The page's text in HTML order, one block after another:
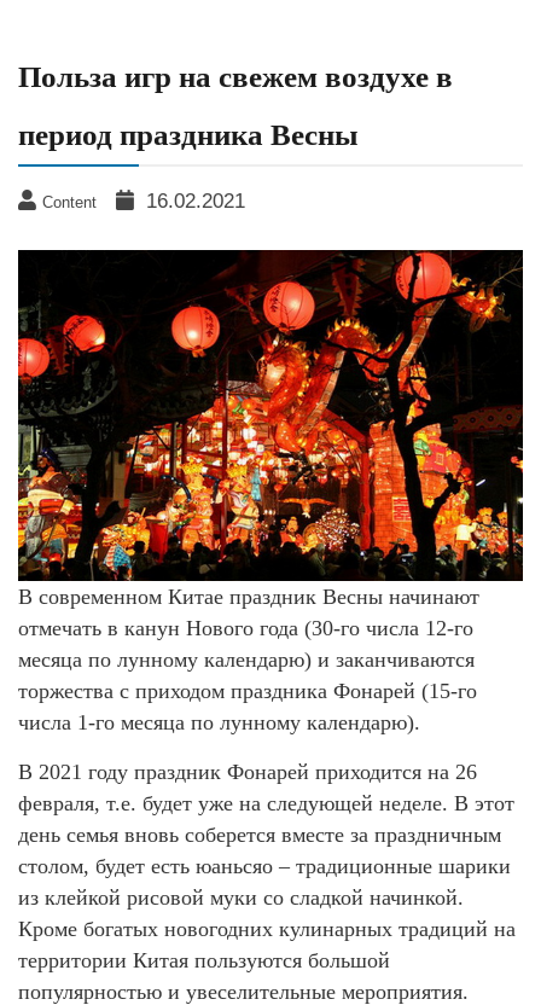
Польза игр на свежем воздухе в
период праздника Весны
Content 16.02.2021
В современном Китае праздник Весны начинают
отмечать в канун Нового года (30-го числа 12-го
месяца по лунному календарю) и заканчиваются
торжества с приходом праздника Фонарей (15-го
числа 1-го месяца по лунному календарю).
В 2021 году праздник Фонарей приходится на 26
февраля, т.е. будет уже на следующей неделе. В этот
день семья вновь соберется вместе за праздничным
столом, будет есть юаньсяо – традиционные шарики
из клейкой рисовой муки со сладкой начинкой.
Кроме богатых новогодних кулинарных традиций на
территории Китая пользуются большой
популярностью и увеселительные мероприятия.